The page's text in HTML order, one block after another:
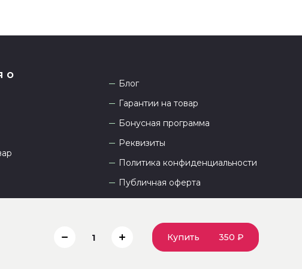
1 Купить 350 ₽
о
Блог
Гарантии на товар
Бонусная программа
Реквизиты
Политика конфиденциальности
Публичная оферта